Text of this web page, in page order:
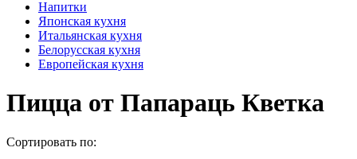
Напитки
Японская кухня
Итальянская кухня
Белорусская кухня
Европейская кухня
Пицца от Папараць Кветка
Сортировать по: